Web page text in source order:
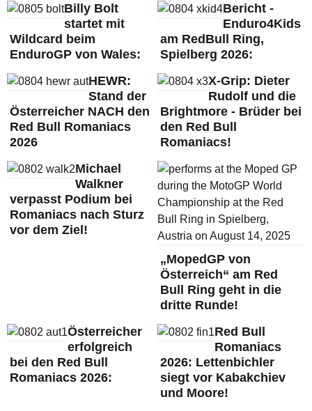
Billy Bolt
startet mit
Wildcard beim
EnduroGP von Wales:
Bericht -
Enduro4Kids
am RedBull Ring,
Spielberg 2026:
HEWR:
Stand der
Österreicher NACH den
Red Bull Romaniacs
2026
X-Grip: Dieter
Rudolf und die
Brightmore - Brüder bei
den Red Bull
Romaniacs!
Michael
Walkner
verpasst Podium bei
Romaniacs nach Sturz
vor dem Ziel!
„MopedGP von
Österreich“ am Red
Bull Ring geht in die
dritte Runde!
Österreicher
erfolgreich
bei den Red Bull
Romaniacs 2026:
Red Bull
Romaniacs
2026: Lettenbichler
siegt vor Kabakchiev
und Moore!